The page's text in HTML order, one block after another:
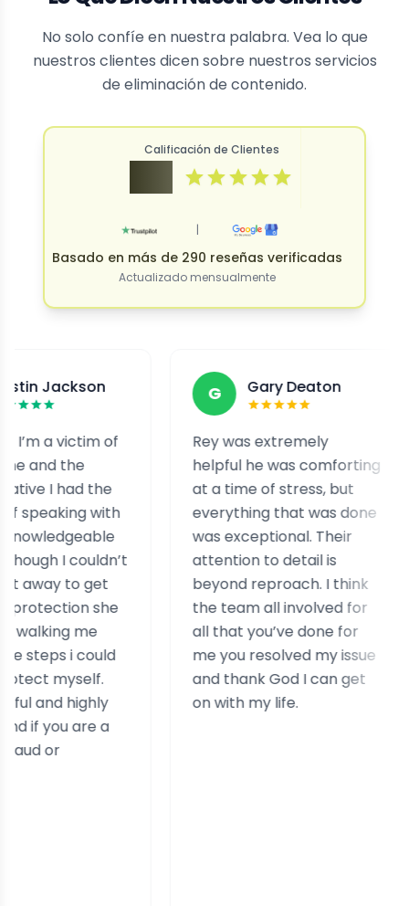
No solo confíe en nuestra palabra. Vea lo que
nuestros clientes dicen sobre nuestros servicios
de eliminación de contenido.
Calificación de Clientes
|
Basado en más de 290 reseñas verificadas
Actualizado mensualmente
of
the
with
get
she
me
could
are a
Gary Deaton
Rey was extremely
helpful he was comforting
at a time of stress, but
everything that was done
was exceptional. Their
attention to detail is
beyond reproach. I think
the team all involved for
all that you’ve done for
me you resolved my issue
and thank God I can get
on with my life.